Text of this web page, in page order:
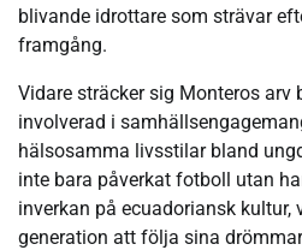
blivande idrottare som strävar
framgång.
Vidare sträcker sig Monteros arv
involverad i
hälsosamma livsstilar bland
inte bara påverkat fotboll utan
inverkan på ecuadoriansk kultur,
generation att följa sina